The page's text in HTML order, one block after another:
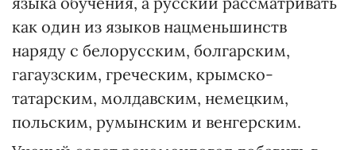
как один из языков нацменьшинств
наряду с белорусским, болгарским,
гагаузским, греческим, крымско-
татарским, молдавским, немецким,
польским, румынским и венгерским.